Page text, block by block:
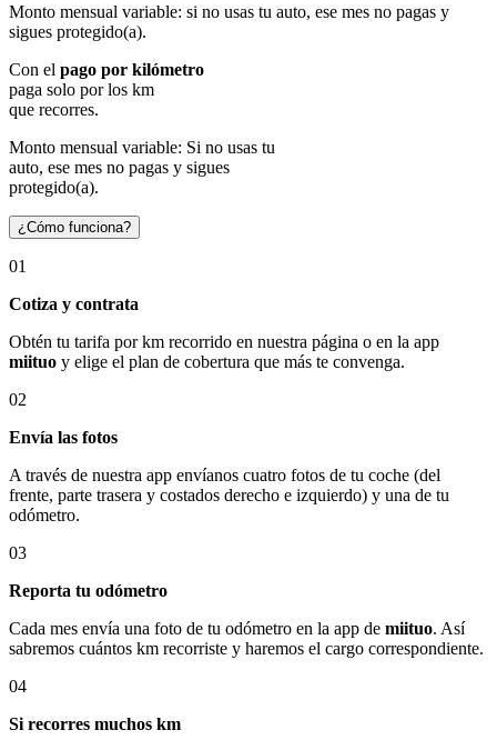
Monto mensual variable: si no usas tu auto, ese mes no pagas y
sigues protegido(a).
Con el pago por kilómetro
paga solo por los km
que recorres.
Monto mensual variable: Si no usas tu
auto, ese mes no pagas y sigues
protegido(a).
¿Cómo funciona?
01
Cotiza y contrata
Obtén tu tarifa por km recorrido en nuestra página o en la app
miituo y elige el plan de cobertura que más te convenga.
02
Envía las fotos
A través de nuestra app envíanos cuatro fotos de tu coche (del
frente, parte trasera y costados derecho e izquierdo) y una de tu
odómetro.
03
Reporta tu odómetro
Cada mes envía una foto de tu odómetro en la app de miituo. Así
sabremos cuántos km recorriste y haremos el cargo correspondiente.
04
Si recorres muchos km